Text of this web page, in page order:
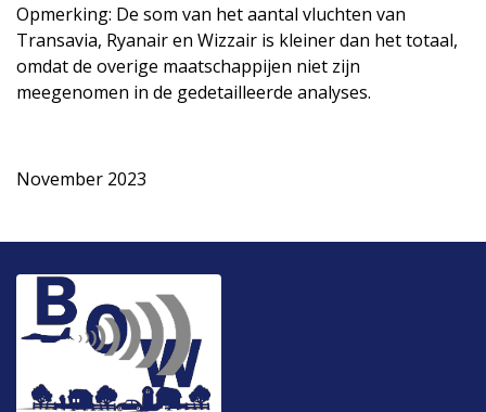
Opmerking: De som van het aantal vluchten van
Transavia, Ryanair en Wizzair is kleiner dan het totaal,
omdat de overige maatschappijen niet zijn
meegenomen in de gedetailleerde analyses.
November 2023